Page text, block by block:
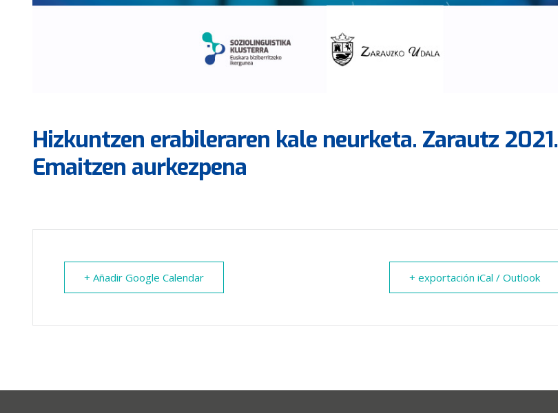
Hizkuntzen erabileraren kale neurketa. Zarautz 2021.
Emaitzen aurkezpena
+ Añadir Google Calendar + exportación iCal / Outlook